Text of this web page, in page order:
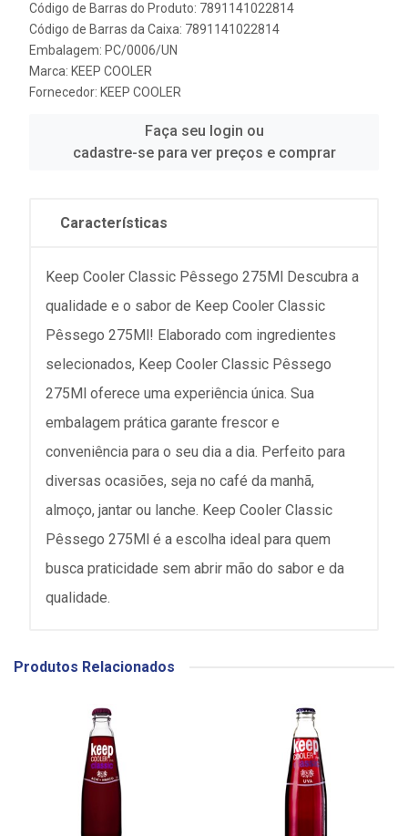
Código de Barras do Produto: 7891141022814
Código de Barras da Caixa: 7891141022814
Embalagem: PC/0006/UN
Marca: KEEP COOLER
Fornecedor: KEEP COOLER
Faça seu login ou
cadastre-se para ver preços e comprar
Características
Keep Cooler Classic Pêssego 275Ml Descubra a
qualidade e o sabor de Keep Cooler Classic
Pêssego 275Ml! Elaborado com ingredientes
selecionados, Keep Cooler Classic Pêssego
275Ml oferece uma experiência única. Sua
embalagem prática garante frescor e
conveniência para o seu dia a dia. Perfeito para
diversas ocasiões, seja no café da manhã,
almoço, jantar ou lanche. Keep Cooler Classic
Pêssego 275Ml é a escolha ideal para quem
busca praticidade sem abrir mão do sabor e da
qualidade.
Produtos Relacionados